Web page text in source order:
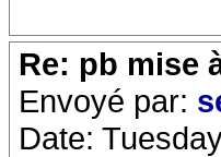
Re: pb mise
Envoyé par:
Date: